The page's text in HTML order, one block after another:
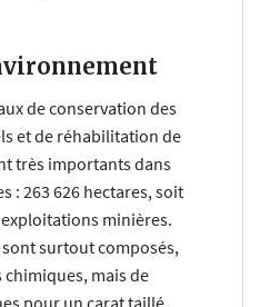
de conservation des
et de réhabilitation de
très importants dans
: 263 626 hectares, soit
minières.
surtout composés,
mais de